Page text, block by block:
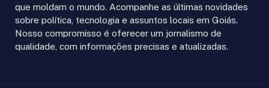
que moldam o mundo. Acompanhe as últimas novidades
sobre política, tecnologia e assuntos locais em Goiás.
Nosso compromisso é oferecer um jornalismo de
qualidade, com informações precisas e atualizadas.